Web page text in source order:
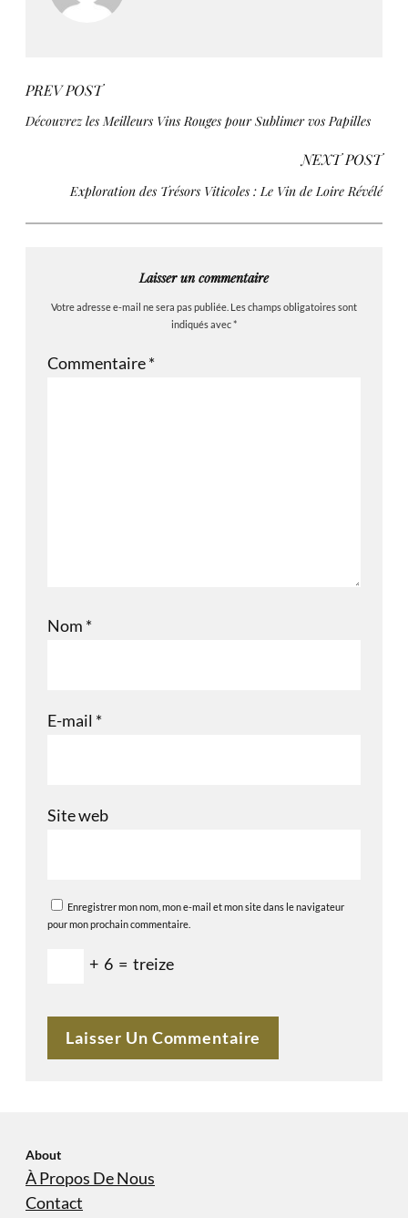
PREV POST
Découvrez les Meilleurs Vins Rouges pour Sublimer vos Papilles
NEXT POST
Exploration des Trésors Viticoles : Le Vin de Loire Révélé
Laisser un commentaire
Votre adresse e-mail ne sera pas publiée. Les champs obligatoires sont
indiqués avec*
Commentaire*
Nom *
E-mail *
Site web
Enregistrer mon nom, mon e-mail et mon site dans le navigateur
pour mon prochain commentaire.
+ 6 = treize
About
À Propos De Nous
Contact